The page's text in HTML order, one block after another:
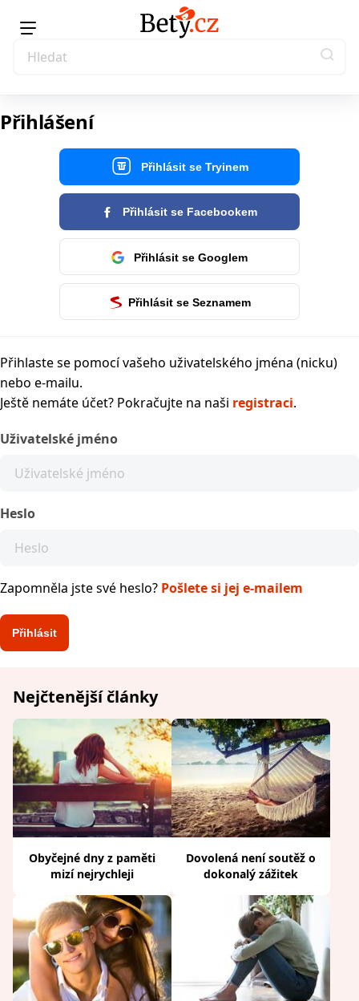
Přihlášení
Přihlásit se Tryinem
Přihlásit se Facebookem
Přihlásit se Googlem
Přihlásit se Seznamem
Přihlaste se pomocí vašeho uživatelského jména (nicku)
nebo e-mailu.
Ještě nemáte účet? Pokračujte na naši registraci.
Uživatelské jméno
Heslo
Zapomněla jste své heslo? Pošlete si jej e-mailem
Nejčtenější články
Obyčejné dny z paměti
mizí nejrychleji
Dovolená není soutěž o
dokonalý zážitek